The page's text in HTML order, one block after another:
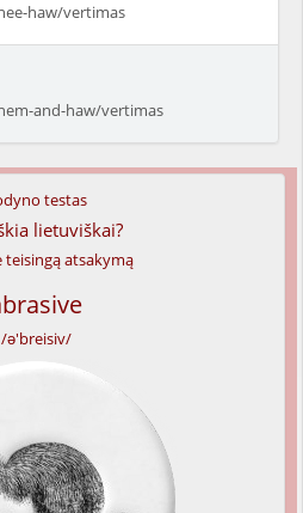
haw/vertimas
and-haw/vertimas
testas
lietuviškai?
teisingą atsakymą
/ə'breisiv/